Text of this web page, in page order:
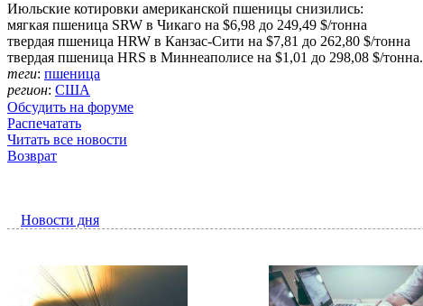
Июльские котировки американской пшеницы снизились:
мягкая пшеница SRW в Чикаго на $6,98 до 249,49 $/тонна
твердая пшеница HRW в Канзас-Сити на $7,81 до 262,80 $/тонна
твердая пшеница HRS в Миннеаполисе на $1,01 до 298,08 $/тонна.
теги: пшеница
регион: США
Обсудить на форуме
Распечатать
Читать все новости
Возврат
Новости дня